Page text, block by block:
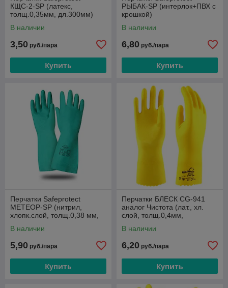
КЩС-2-SP (латекс,
толщ.0,35мм, дл.300мм)
В наличии
3,50 руб./пара
Купить
РЫБАК-SP (интерлок+ПВХ с
крошкой)
В наличии
6,80 руб./пара
Купить
Перчатки Safeprotect
МЕТЕОР-SP (нитрил,
хлопк.слой, толщ.0,38 мм,
В наличии
5,90 руб./пара
Купить
Перчатки БЛЕСК СG-941
аналог Чистота (лат., хл.
слой, толщ.0,4мм,
В наличии
6,20 руб./пара
Купить